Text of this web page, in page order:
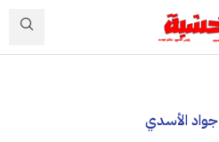
جواد الأسدي